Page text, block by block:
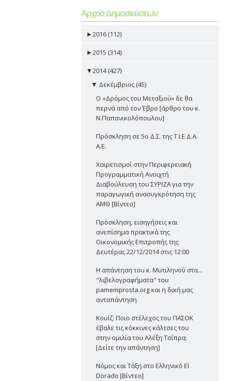
Αρχείο Δημοσιεύσεων
►2016 (112)
►2015 (314)
▼2014 (427)
▼ Δεκέμβριος (45)
Ο «Δρόμος του Μεταξιού» δε θα
περνά από τον Έβρο [άρθρο του κ.
Ν.Παπανικολόπουλου]
Πρόσκληση σε 5ο Δ.Σ. της Τ.Ι.Ε.Δ.Α.
Α.Ε.
Χαιρετισμοί στην Περιφερειακή
Προγραμματική Ανοιχτή
Διαβούλευση του ΣΥΡΙΖΑ για την
παραγωγική ανασυγκρότηση της
ΑΜΘ [Βίντεο]
Πρόσκληση, εισηγήσεις και
ανεπίσημα πρακτικά της
Οικονομικής Επιτροπής της
Δευτέρας 22/12/2014 στις 12:00
Η απάντηση του κ. Μυτιληνού στα...
"λιβελογραφήματα" του
pamemprosta.org και η δική μας
ανταπάντηση
Κουίζ: Ποιο στέλεχος του ΠΑΣΟΚ
έβαλε τις κόκκινες κάλτσες του
στην ομιλία του Αλέξη Τσίπρα;
[Δείτε την απάντηση]
Νόμος και Τάξη στο Ελληνικό El
Dorado [Βίντεο]